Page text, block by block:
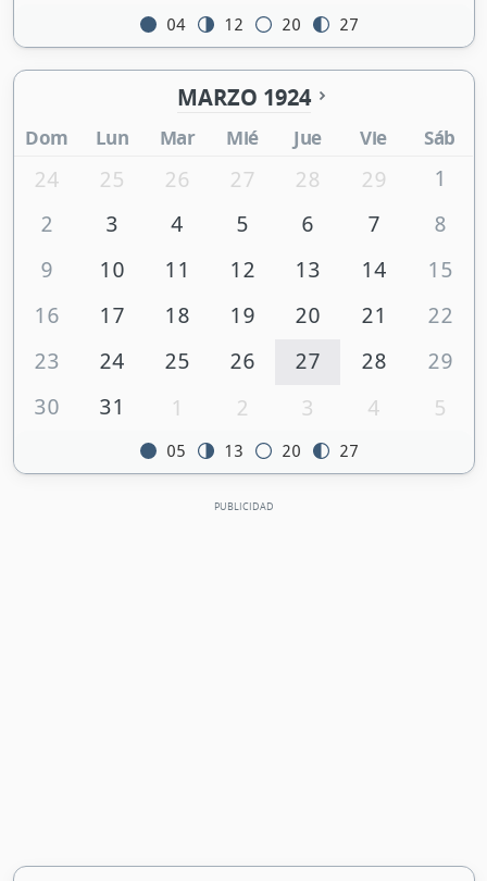
04 12 20 27
MARZO 1924
Dom Lun Mar Mié Jue Vie Sáb
24 25 26 27 28 29
1
2
3 4 5 6 7
8
9
10 11 12 13 14
15
16
17 18 19 20 21
22
23
24 25 26 27 28
29
30
31 1 2 3 4 5
05 13 20 27